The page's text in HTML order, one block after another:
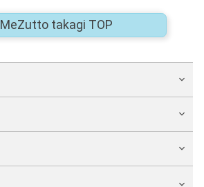
MeZutto takagi TOP